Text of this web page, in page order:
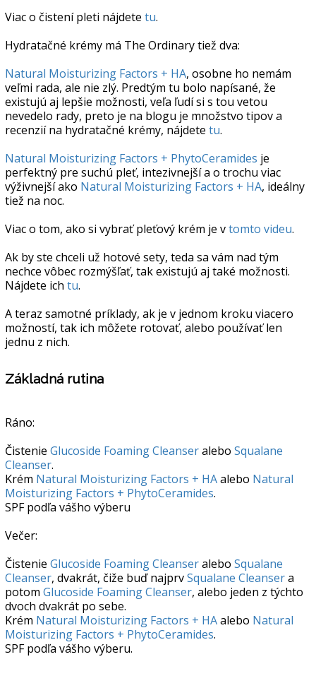
Viac o čistení pleti nájdete tu.
Hydratačné krémy má The Ordinary tiež dva:
Natural Moisturizing Factors + HA, osobne ho nemám
veľmi rada, ale nie zlý. Predtým tu bolo napísané, že
existujú aj lepšie možnosti, veľa ľudí si s tou vetou
nevedelo rady, preto je na blogu je množstvo tipov a
recenzií na hydratačné krémy, nájdete tu.
Natural Moisturizing Factors + PhytoCeramides je
perfektný pre suchú pleť, intezivnejší a o trochu viac
výživnejší ako Natural Moisturizing Factors + HA, ideálny
tiež na noc.
Viac o tom, ako si vybrať pleťový krém je vtomto videu.
Ak by ste chceli už hotové sety, teda sa vám nad tým
nechce vôbec rozmýšľať, tak existujú aj také možnosti.
Nájdete ich tu.
A teraz samotné príklady, ak je v jednom kroku viacero
možností, tak ich môžete rotovať, alebo používať len
jednu z nich.
Základná rutina
Ráno:
Čistenie Glucoside Foaming Cleanseralebo Squalane
Cleanser.
Krém Natural Moisturizing Factors + HAalebo Natural
Moisturizing Factors + PhytoCeramides.
SPF podľa vášho výberu
Večer:
Čistenie Glucoside Foaming Cleanseralebo Squalane
Cleanser, dvakrát, čiže buď najprvSqualane Cleansera
potom Glucoside Foaming Cleanser, alebo jeden z týchto
dvoch dvakrát po sebe.
Krém Natural Moisturizing Factors + HAalebo Natural
Moisturizing Factors + PhytoCeramides.
SPF podľa vášho výberu.